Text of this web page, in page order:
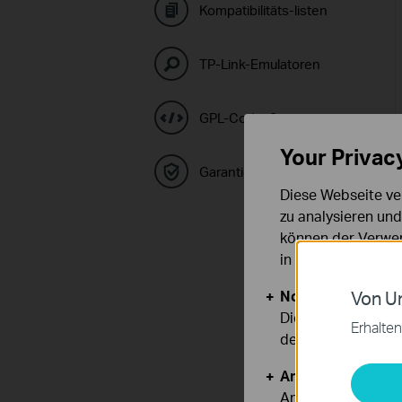
Kompatibilitäts-listen
TP-Link-Emulatoren
GPL-Code-Center
Garantie
Von
Your
Diese Webseite
zu analysieren
können der
in unseren
Notwendige
Diese Cookies
deaktiviert
Analyse- und
Analyse-Cookies